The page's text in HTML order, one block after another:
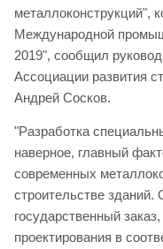
металлоконструкций",
Международной
2019", сообщил
Ассоциации развития
Андрей Сосков.
"Разработка
наверное, главный
современных
строительстве зданий.
государственный
проектирования в